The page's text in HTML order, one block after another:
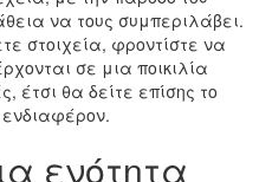
να τους συμπεριλάβει.
στοιχεία, φροντίστε να
σε μια ποικιλία
θα δείτε επίσης το
ενότητα